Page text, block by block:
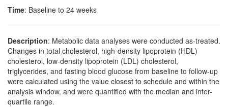
Time: Baseline to 24 weeks
Description: Metabolic data analyses were conducted as-treated.
Changes in total cholesterol, high-density lipoprotein (HDL)
cholesterol, low-density lipoprotein (LDL) cholesterol,
triglycerides, and fasting blood glucose from baseline to follow-up
were calculated using the value closest to schedule and within the
analysis window, and were quantified with the median and inter-
quartile range.